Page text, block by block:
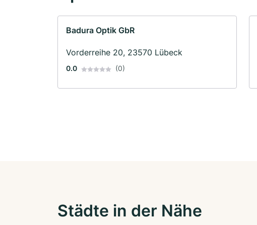
Badura Optik GbR
Vorderreihe 20, 23570 Lübeck
0.0 (0)
Städte in der Nähe